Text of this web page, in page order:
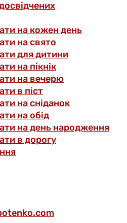
на кожен день
на свято
для дитини
на пікнік
на вечерю
в піст
на сніданок
на обід
на день народження
в дорогу